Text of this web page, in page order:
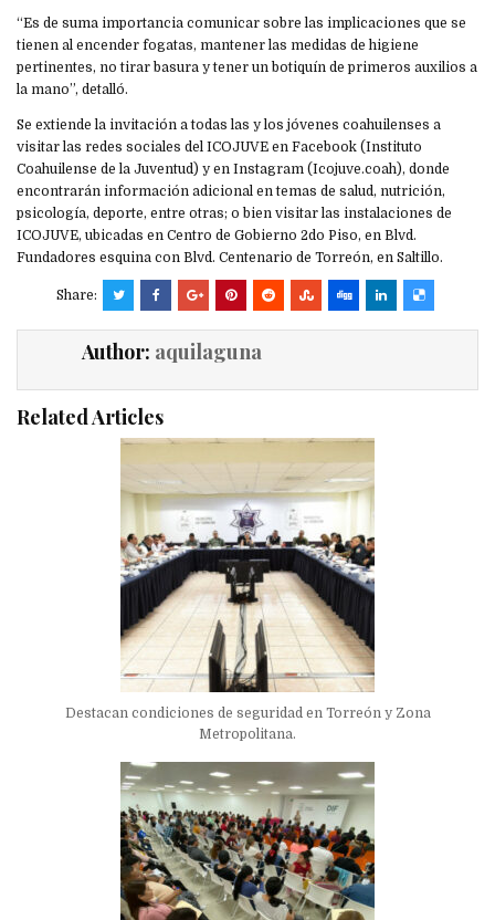
“Es de suma importancia comunicar sobre las implicaciones que se
tienen al encender fogatas, mantener las medidas de higiene
pertinentes, no tirar basura y tener un botiquín de primeros auxilios a
la mano”, detalló.
Se extiende la invitación a todas las y los jóvenes coahuilenses a
visitar las redes sociales del ICOJUVE en Facebook (Instituto
Coahuilense de la Juventud) y en Instagram (Icojuve.coah), donde
encontrarán información adicional en temas de salud, nutrición,
psicología, deporte, entre otras; o bien visitar las instalaciones de
ICOJUVE, ubicadas en Centro de Gobierno 2do Piso, en Blvd.
Fundadores esquina con Blvd. Centenario de Torreón, en Saltillo.
Share:
Author: aquilaguna
Related Articles
Destacan condiciones de seguridad en Torreón y Zona
Metropolitana.